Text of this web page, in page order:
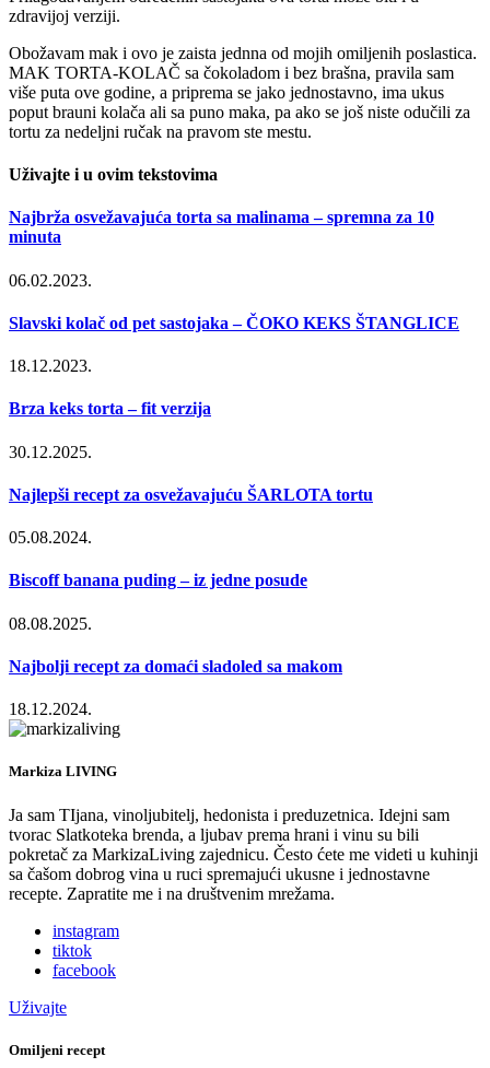
zdravijoj verziji.
Obožavam mak i ovo je zaista jednna od mojih omiljenih poslastica.
MAK TORTA-KOLAČ sa čokoladom i bez brašna, pravila sam
više puta ove godine, a priprema se jako jednostavno, ima ukus
poput brauni kolača ali sa puno maka, pa ako se još niste odučili za
tortu za nedeljni ručak na pravom ste mestu.
Uživajte i u ovim tekstovima
Najbrža osvežavajuća torta sa malinama – spremna za 10
minuta
06.02.2023.
Slavski kolač od pet sastojaka – ČOKO KEKS ŠTANGLICE
18.12.2023.
Brza keks torta – fit verzija
30.12.2025.
Najlepši recept za osvežavajuću ŠARLOTA tortu
05.08.2024.
Biscoff banana puding – iz jedne posude
08.08.2025.
Najbolji recept za domaći sladoled sa makom
18.12.2024.
Markiza LIVING
Ja sam TIjana, vinoljubitelj, hedonista i preduzetnica. Idejni sam
tvorac Slatkoteka brenda, a ljubav prema hrani i vinu su bili
pokretač za MarkizaLiving zajednicu. Često ćete me videti u kuhinji
sa čašom dobrog vina u ruci spremajući ukusne i jednostavne
recepte. Zapratite me i na društvenim mrežama.
instagram
tiktok
facebook
Uživajte
Omiljeni recept